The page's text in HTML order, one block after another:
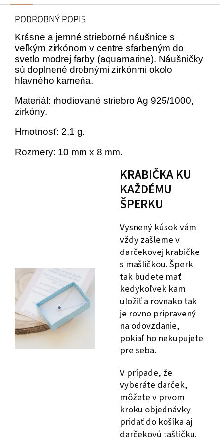
PODROBNÝ POPIS
Krásne a jemné strieborné náušnice s
veľkým zirkónom v centre sfarbeným do
svetlo modrej farby (aquamarine). Náušničky
sú doplnené drobnými zirkónmi okolo
hlavného kameňa.
Materiál: rhodiované striebro Ag 925/1000,
zirkóny.
Hmotnosť: 2,1 g.
Rozmery: 10 mm x 8 mm.
KRABIČKA KU
KAŽDÉMU
ŠPERKU
Vysnený kúsok vám
vždy zašleme v
darčekovej krabičke
s mašličkou. Šperk
tak budete mať
kedykoľvek kam
uložiť a rovnako tak
je rovno pripravený
na odovzdanie,
pokiaľ ho nekupujete
pre seba.
V prípade, že
vyberáte darček,
môžete v prvom
kroku objednávky
pridať do košíka aj
darčekovú taštičku.